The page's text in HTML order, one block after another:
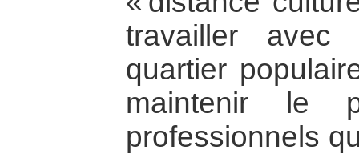
travailler avec
quartier
maintenir le
professionnels